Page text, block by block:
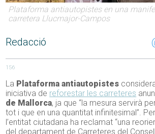
Plataforma antiautopistes en una
carretera Llucmajor-Campos
Redacció
156
La Plataforma antiautopistes
iniciativa de reforestar les carreteres
de Mallorca, ja que “la mesura servirà
tot i que en una quantitat infinitesimal”.
l’entitat ciutadana ha reclamat “una
del departament de Carreteres del